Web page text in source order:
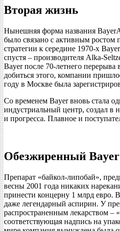
Вторая жизнь
Нынешняя форма названия
было связано с активным ростом
стратегии к середине 1970-х
спустя – производителя Alka-
Bayer после 70-летнего
добиться этого, компании
году в Москве была
Со временем Bayer вновь стала
индустриальный центр, создал в
и прогресса. Плавное и
Обезжиренный Bayer
Препарат «байкол-липобай»,
весны 2001 года никаких
принести концерну 1 млрд евро.
даже легендарный аспирин. У
распространенным лекарством –
соответствующая надпись на